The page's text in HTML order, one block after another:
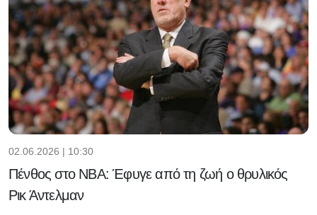
02.06.2026 | 10:30
Πένθος στο NBA: Έφυγε από τη ζωή ο θρυλικός
Ρικ Άντελμαν